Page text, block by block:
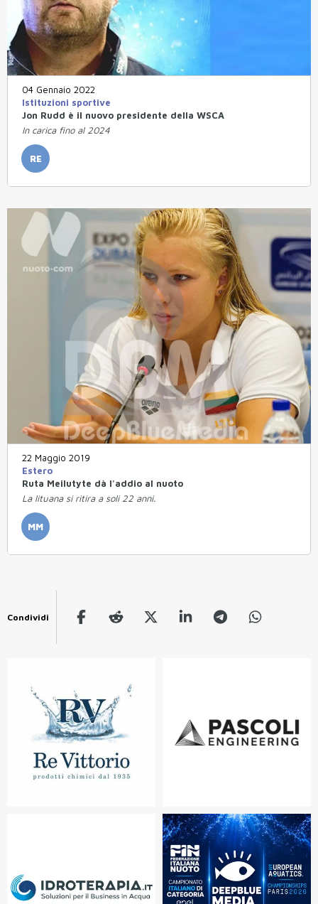
04 Gennaio 2022
Istituzioni sportive
Jon Rudd è il nuovo presidente della WSCA
In carica fino al 2024
RE
22 Maggio 2019
Estero
Ruta Meilutyte dà l'addio al nuoto
La lituana si ritira a soli 22 anni.
MM
Condividi